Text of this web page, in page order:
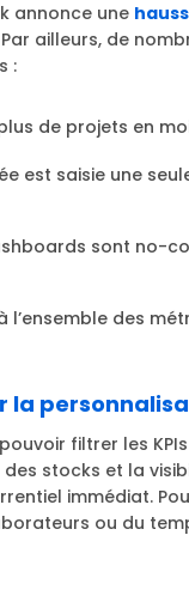
annonce une
ailleurs, de
:
de projets en
est saisie une
sont no-
des
la
filtrer les
stocks et la
immédiat.
ou du